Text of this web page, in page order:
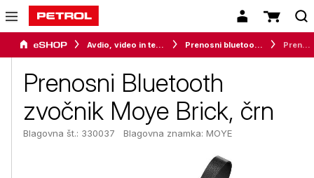
Avdio, video in telefonija Prenosni bluetooth zvočniki Prenosni Bluetooth zvočnik Moye Brick, črn
Prenosni Bluetooth
zvočnik Moye Brick, črn
Blagovna št.: 330037 Blagovna znamka: MOYE